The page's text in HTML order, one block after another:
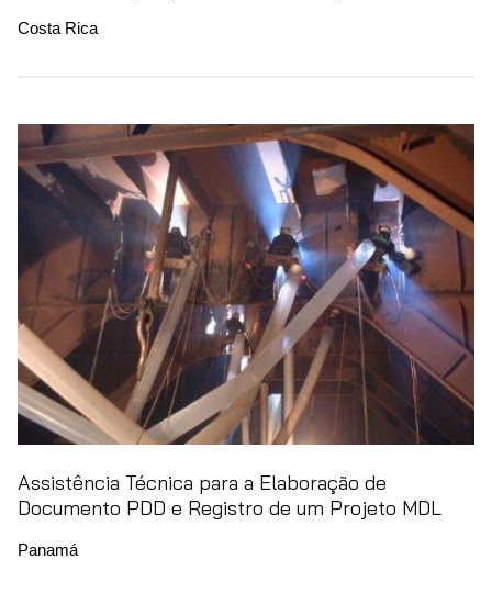
Costa Rica
Assistência Técnica para a Elaboração de
Documento PDD e Registro de um Projeto MDL
Panamá